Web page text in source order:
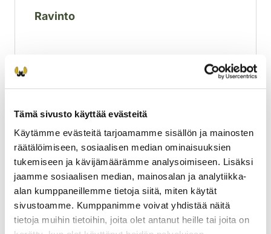
Tämä sivusto käyttää evästeitä
Käytämme evästeitä tarjoamamme sisällön ja mainosten
räätälöimiseen, sosiaalisen median ominaisuuksien
tukemiseen ja kävijämäärämme analysoimiseen. Lisäksi
jaamme sosiaalisen median, mainosalan ja analytiikka-
alan kumppaneillemme tietoja siitä, miten käytät
sivustoamme. Kumppanimme voivat yhdistää näitä
tietoja muihin tietoihin, joita olet antanut heille tai joita on
sillä on näätäeläimille tyypillisesti viisi
matkoja, jolloin hankeen jää sille tyypillinen,
paksu vana. Saukoksi kulkijan tunnistaa
lumijäljistä viimeistään silloin, kun eläin on
talvipakkasella. Minkin jäljistä saukon jäljet
erottaa muun muassa niiden selvästi
suuremmasta koosta.
Ravinto
munia, vesimyyriä, piisameja ja
Laajenna lisätiedot
Lisääntyminen